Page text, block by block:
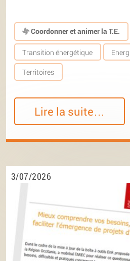
Coordonner et animer la T.E.
Transition énergétique
Territoires
Lire la suite…
3/07/2026